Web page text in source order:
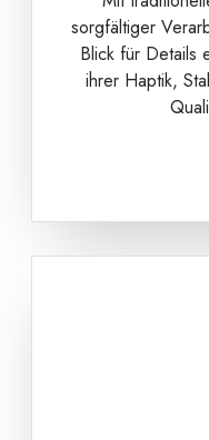
sorgfältiger
Blick für Details
ihrer Haptik,